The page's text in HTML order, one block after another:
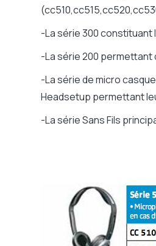
-La série 300
-La série 200 permettant
-La série de micro
Headsetup permettant
-La série Sans Fils